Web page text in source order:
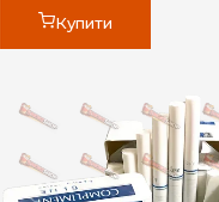
Купити